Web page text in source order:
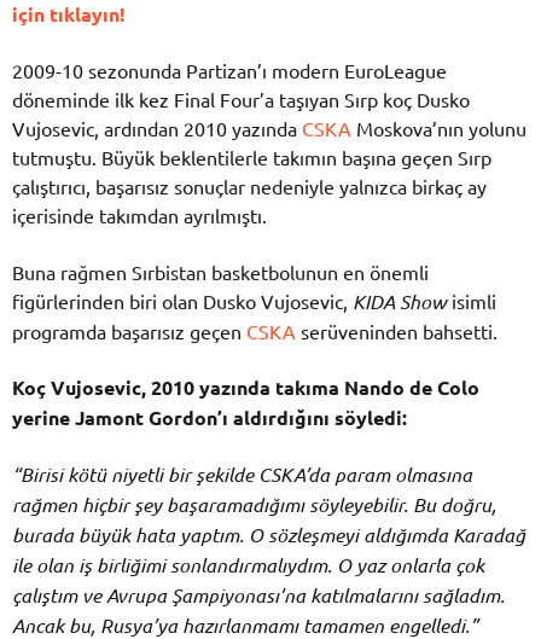
için tıklayın!
2009-10 sezonunda Partizan’ı modern EuroLeague
döneminde ilk kez Final Four’a taşıyan Sırp koç Dusko
Vujosevic, ardından 2010 yazında CSKA Moskova’nın yolunu
tutmuştu. Büyük beklentilerle takımın başına geçen Sırp
çalıştırıcı, başarısız sonuçlar nedeniyle yalnızca birkaç ay
içerisinde takımdan ayrılmıştı.
Buna rağmen Sırbistan basketbolunun en önemli
figürlerinden biri olan Dusko Vujosevic, KIDA Show isimli
programda başarısız geçen CSKA serüveninden bahsetti.
Koç Vujosevic, 2010 yazında takıma Nando de Colo
yerine Jamont Gordon’ı aldırdığını söyledi:
“Birisi kötü niyetli bir şekilde CSKA’da param olmasına
rağmen hiçbir şey başaramadığımı söyleyebilir. Bu doğru,
burada büyük hata yaptım. O sözleşmeyi aldığımda Karadağ
ile olan iş birliğimi sonlandırmalıydım. O yaz onlarla çok
çalıştım ve Avrupa Şampiyonası’na katılmalarını sağladım.
Ancak bu, Rusya’ya hazırlanmamı tamamen engelledi.”